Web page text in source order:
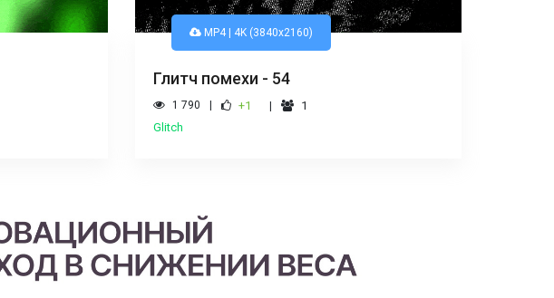
MP4 | 4K (3840x2160)
Глитч помехи - 54
1 790 +1
1
Glitch